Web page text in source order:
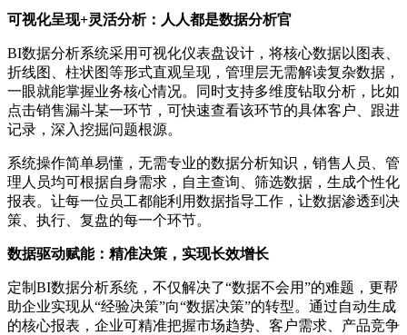
可视化呈现+灵活分析：人人都是数据分析官
BI数据分析系统采用可视化仪表盘设计，将核心数据以图表、
折线图、柱状图等形式直观呈现，管理层无需解读复杂数据，
一眼就能掌握业务核心情况。同时支持多维度钻取分析，比如
点击销售漏斗某一环节，可快速查看该环节的具体客户、跟进
记录，深入挖掘问题根源。
系统操作简单易懂，无需专业的数据分析知识，销售人员、管
理人员均可根据自身需求，自主查询、筛选数据，生成个性化
报表。让每一位员工都能利用数据指导工作，让数据渗透到决
策、执行、复盘的每一个环节。
数据驱动赋能：精准决策，实现长效增长
定制BI数据分析系统，不仅解决了“数据不会用”的难题，更帮
助企业实现从“经验决策”向“数据决策”的转型。通过自动生成
的核心报表，企业可精准把握市场趋势、客户需求、产品竞争